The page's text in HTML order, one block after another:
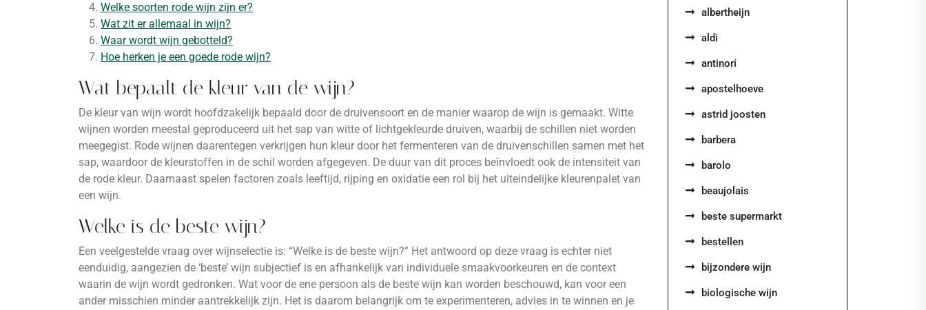
Welke soorten rode wijn zijn er?
Wat zit er allemaal in wijn?
Waar wordt wijn gebotteld?
Hoe herken je een goede rode wijn?
Wat bepaalt de kleur van de wijn?
De kleur van wijn wordt hoofdzakelijk bepaald door de druivensoort en de manier waarop de wijn is gemaakt. Witte
wijnen worden meestal geproduceerd uit het sap van witte of lichtgekleurde druiven, waarbij de schillen niet worden
meegegist. Rode wijnen daarentegen verkrijgen hun kleur door het fermenteren van de druivenschillen samen met het
sap, waardoor de kleurstoffen in de schil worden afgegeven. De duur van dit proces beïnvloedt ook de intensiteit van
de rode kleur. Daarnaast spelen factoren zoals leeftijd, rijping en oxidatie een rol bij het uiteindelijke kleurenpalet van
een wijn.
Welke is de beste wijn?
Een veelgestelde vraag over wijnselectie is: “Welke is de beste wijn?” Het antwoord op deze vraag is echter niet
eenduidig, aangezien de ‘beste’ wijn subjectief is en afhankelijk van individuele smaakvoorkeuren en de context
waarin de wijn wordt gedronken. Wat voor de ene persoon als de beste wijn kan worden beschouwd, kan voor een
ander misschien minder aantrekkelijk zijn. Het is daarom belangrijk om te experimenteren, advies in te winnen en je
albertheijn
aldi
antinori
apostelhoeve
astrid joosten
barbera
barolo
beaujolais
beste supermarkt
bestellen
bijzondere wijn
biologische wijn